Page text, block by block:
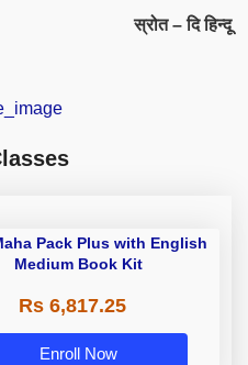
स्रोत – दि हिन्दू
Pack Plus with English
Medium Book Kit
Rs 6,817.25
Enroll Now